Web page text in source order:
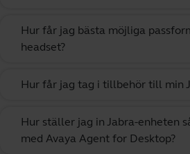
Hur får jag bästa möjliga
headset?
Hur får jag tag i tillbehör till min
Hur ställer jag in Jabra-enheten
med Avaya Agent for Desktop?